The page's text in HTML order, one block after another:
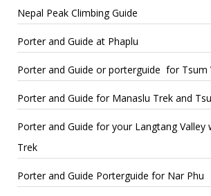
Nepal Peak Climbing Guide
Porter and Guide at Phaplu
Porter and Guide or porterguide for Tsum
Porter and Guide for Manaslu Trek and
Porter and Guide for your Langtang Valley
Trek
Porter and Guide Porterguide for Nar Phu